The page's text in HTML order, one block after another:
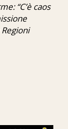
“C’è caos